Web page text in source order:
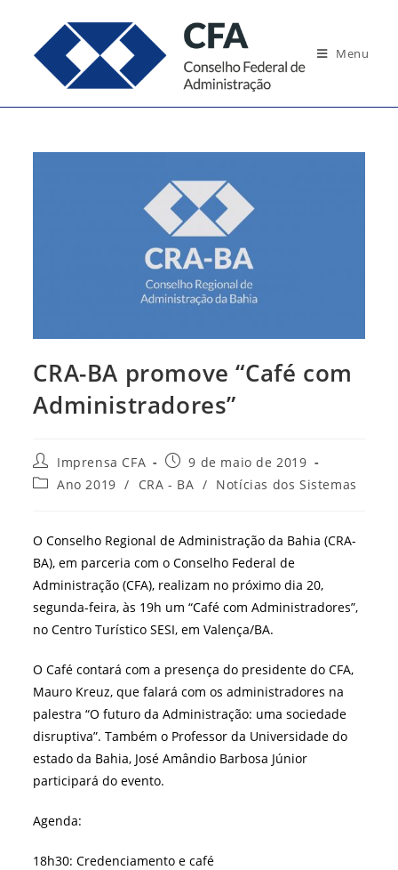
conteúdo
Menu
CRA-BA promove “Café com
Administradores”
Autor
do
post:
Imprensa CFA
Post
publicado:
9 de maio de 2019
Categoria
Ano 2019 / CRA - BA / Notícias dos Sistemas
O Conselho Regional de Administração da Bahia (CRA-
BA), em parceria com o Conselho Federal de
Administração (CFA), realizam no próximo dia 20,
segunda-feira, às 19h um “Café com Administradores”,
no Centro Turístico SESI, em Valença/BA.
O Café contará com a presença do presidente do CFA,
Mauro Kreuz, que falará com os administradores na
palestra “O futuro da Administração: uma sociedade
disruptiva”. Também o Professor da Universidade do
estado da Bahia, José Amândio Barbosa Júnior
participará do evento.
Agenda:
18h30: Credenciamento e café